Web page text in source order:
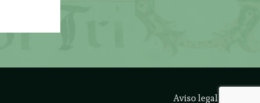
Aviso legal